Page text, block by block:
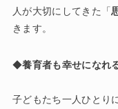
人が大切にしてきた「
きます。
◆養育者も幸せになれ
子どもたち一人ひとり